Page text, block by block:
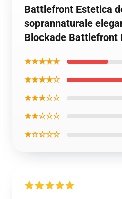
Battlefront Estetica
soprannaturale
Blockade Battlefront
★★★★★
★★★★☆
★★★☆☆
★★☆☆☆
★☆☆☆☆